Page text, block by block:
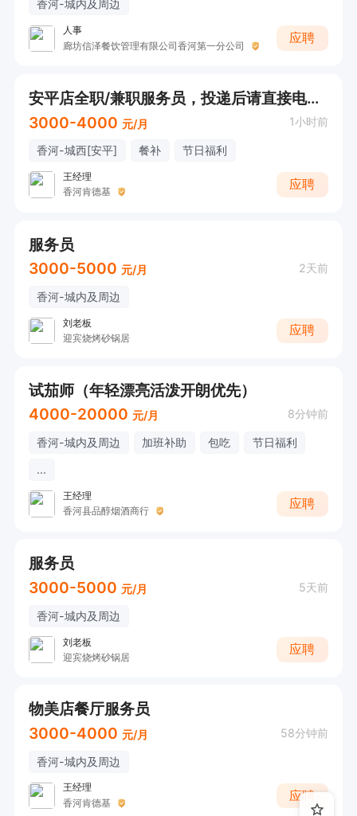
香河-城内及周边
人事
廊坊信泽餐饮管理有限公司香河第一分公司
应聘
安平店全职/兼职服务员，投递后请直接电话联系
3000-4000 元/月 1小时前
香河-城西[安平] 餐补 节日福利
王经理
香河肯德基
应聘
服务员
3000-5000 元/月 2天前
香河-城内及周边
刘老板
迎宾烧烤砂锅居
应聘
试茄师（年轻漂亮活泼开朗优先）
4000-20000 元/月 8分钟前
香河-城内及周边 加班补助 包吃
节日福利
...
王经理
香河县品醇烟酒商行
应聘
服务员
3000-5000 元/月 5天前
香河-城内及周边
刘老板
迎宾烧烤砂锅居
应聘
物美店餐厅服务员
3000-4000 元/月 58分钟前
香河-城内及周边
王经理
香河肯德基
应聘